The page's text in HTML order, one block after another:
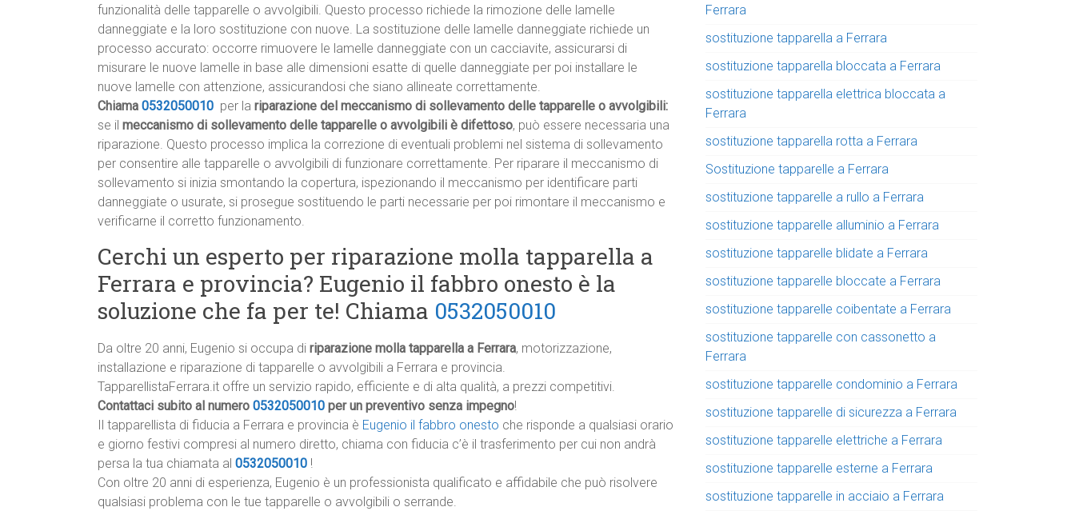
funzionalità delle tapparelle o avvolgibili. Questo processo richiede la rimozione delle lamelle
danneggiate e la loro sostituzione con nuove. La sostituzione delle lamelle danneggiate richiede un
processo accurato: occorre rimuovere le lamelle danneggiate con un cacciavite, assicurarsi di
misurare le nuove lamelle in base alle dimensioni esatte di quelle danneggiate per poi installare le
nuove lamelle con attenzione, assicurandosi che siano allineate correttamente.
Chiama 0532050010 per la riparazione del meccanismo di sollevamento delle tapparelle o avvolgibili:
se il meccanismo di sollevamento delle tapparelle o avvolgibili è difettoso, può essere necessaria una
riparazione. Questo processo implica la correzione di eventuali problemi nel sistema di sollevamento
per consentire alle tapparelle o avvolgibili di funzionare correttamente. Per riparare il meccanismo di
sollevamento si inizia smontando la copertura, ispezionando il meccanismo per identificare parti
danneggiate o usurate, si prosegue sostituendo le parti necessarie per poi rimontare il meccanismo e
verificarne il corretto funzionamento.
Cerchi un esperto per riparazione molla tapparella a
Ferrara e provincia? Eugenio il fabbro onesto è la
soluzione che fa per te! Chiama 0532050010
Da oltre 20 anni, Eugenio si occupa di riparazione molla tapparella a Ferrara, motorizzazione,
installazione e riparazione di tapparelle o avvolgibili a Ferrara e provincia.
TapparellistaFerrara.it offre un servizio rapido, efficiente e di alta qualità, a prezzi competitivi.
Contattaci subito al numero 0532050010 per un preventivo senza impegno!
Il tapparellista di fiducia a Ferrara e provincia è Eugenio il fabbro onesto che risponde a qualsiasi orario
e giorno festivi compresi al numero diretto, chiama con fiducia c’è il trasferimento per cui non andrà
persa la tua chiamata al 0532050010 !
Con oltre 20 anni di esperienza, Eugenio è un professionista qualificato e affidabile che può risolvere
qualsiasi problema con le tue tapparelle o avvolgibili o serrande.
Ferrara
sostituzione tapparella a Ferrara
sostituzione tapparella bloccata a Ferrara
sostituzione tapparella elettrica bloccata a
Ferrara
sostituzione tapparella rotta a Ferrara
Sostituzione tapparelle a Ferrara
sostituzione tapparelle a rullo a Ferrara
sostituzione tapparelle alluminio a Ferrara
sostituzione tapparelle blidate a Ferrara
sostituzione tapparelle bloccate a Ferrara
sostituzione tapparelle coibentate a Ferrara
sostituzione tapparelle con cassonetto a
Ferrara
sostituzione tapparelle condominio a Ferrara
sostituzione tapparelle di sicurezza a Ferrara
sostituzione tapparelle elettriche a Ferrara
sostituzione tapparelle esterne a Ferrara
sostituzione tapparelle in acciaio a Ferrara